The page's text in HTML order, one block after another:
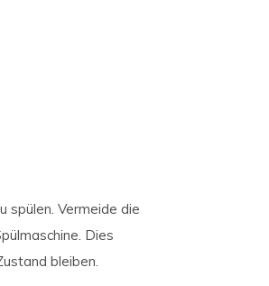
spülen. Vermeide die
Dies
bleiben.